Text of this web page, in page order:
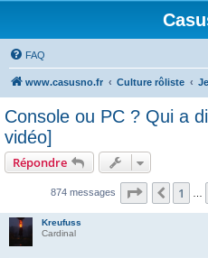
FAQ
www.casusno.fr Culture rôliste
Console ou PC ? Qui a
vidéo]
Répondre
874 messages Page 57 sur
1
Kreufuss
Cardinal